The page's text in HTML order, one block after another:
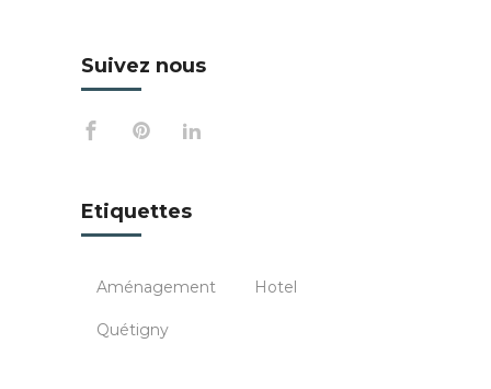
Suivez nous
Etiquettes
Aménagement Hotel
Quétigny